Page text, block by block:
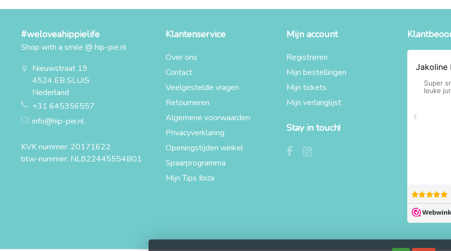
#weloveahippielife
Shop with a smile @ hip-pie.nl
Nieuwstraat 19
4524 EB SLUIS
Nederland
+31 645356557
info@hip-pie.nl
KVK nummer: 20171622
btw-nummer: NL822445554B01
Klantenservice
Over ons
Contact
Veelgestelde vragen
Retourneren
Algemene voorwaarden
Privacyverklaring
Openingstijden winkel
Spaarprogramma
Mijn Tips Ibiza
Mijn account
Registreren
Mijn bestellingen
Mijn tickets
Mijn verlanglijst
Stay in touch!